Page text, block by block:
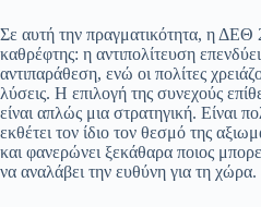
Σε αυτή την πραγματικότητα, η ΔΕΘ
καθρέφτης: η αντιπολίτευση
αντιπαράθεση, ενώ οι πολίτες
λύσεις. Η επιλογή της συνεχούς
είναι απλώς μια στρατηγική. Είναι
εκθέτει τον ίδιο τον θεσμό της
και φανερώνει ξεκάθαρα ποιος
να αναλάβει την ευθύνη για τη χώρα.